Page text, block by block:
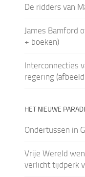
De ridders van
James Bamford
+ boeken)
Interconnecties
regering
HET NIEUWE
Ondertussen in
Vrije Wereld
verlicht tijdperk